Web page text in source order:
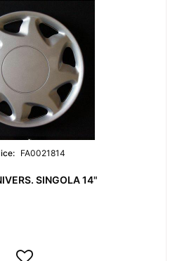
FA0021814
SINGOLA 14"